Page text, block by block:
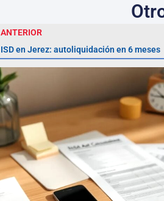
ANTERIOR
ISD en Jerez: autoliquidación en 6 meses